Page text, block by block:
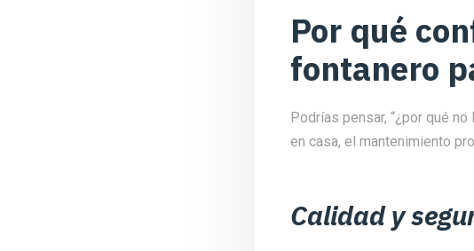
Por qué
fontanero
Podrías pensar, “¿por qué
en casa, el mantenimiento
Calidad y